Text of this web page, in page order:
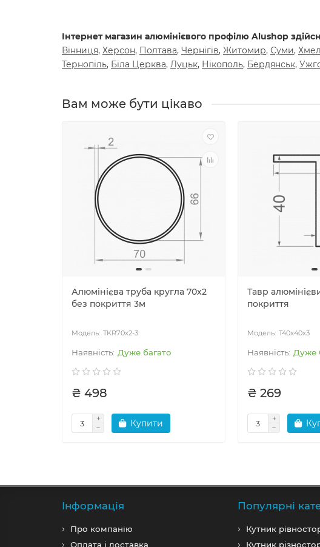
Інтернет магазин алюмінієвого профілю Alushop
Вiнниця, Херсон, Полтава, Чернiгiв, Житомир, Суми,
Тернопiль, Бiла Церква, Луцьк, Нiкополь, Бердянськ,
Вам може бути цiкаво
Алюмінієва труба кругла 70х2
без покриття 3м
TKR70x2-3
Дуже багато
₴ 498
Купити
Тавр
покриття
T40x40x3
Дуже
₴ 269
Iнформація
Про компанiю
Оплата і доставка
Популярні
Кутник
Кутник